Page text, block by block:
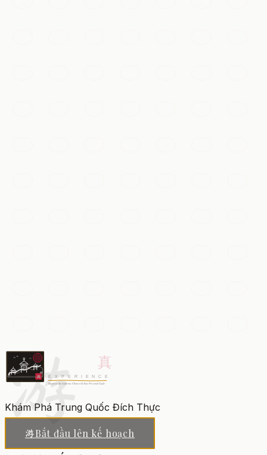
Thượng Hải Thêm vào danh sách
游
Khám Phá Trung Quốc Đích Thực
游Bắt đầu lên kế hoạch